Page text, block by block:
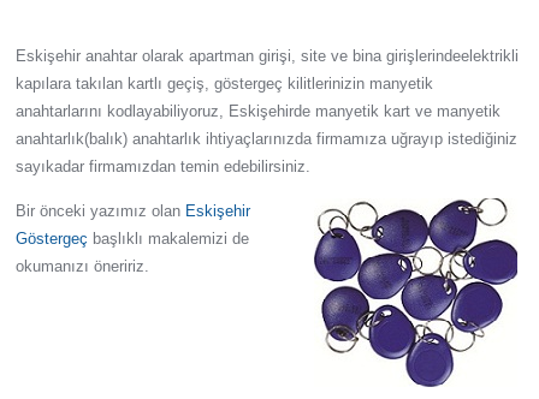
Eskişehir anahtar olarak apartman girişi, site ve bina girişlerindeelektrikli
kapılara takılan kartlı geçiş, göstergeç kilitlerinizin manyetik
anahtarlarını kodlayabiliyoruz, Eskişehirde manyetik kart ve manyetik
anahtarlık(balık) anahtarlık ihtiyaçlarınızda firmamıza uğrayıp istediğiniz
sayıkadar firmamızdan temin edebilirsiniz.
Bir önceki yazımız olan Eskişehir
Göstergeç başlıklı makalemizi de
okumanızı öneririz.